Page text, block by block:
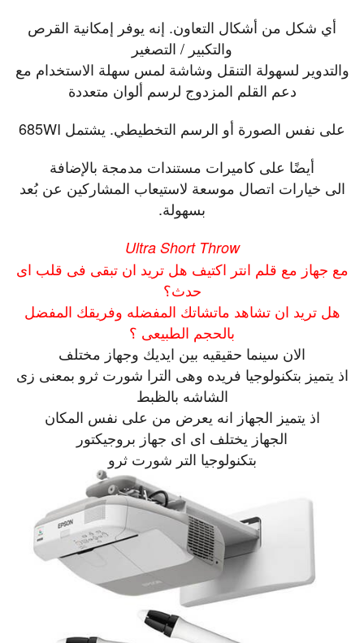
أي شكل من أشكال التعاون. إنه يوفر إمكانية القرص
والتكبير / التصغير
والتدوير لسهولة التنقل وشاشة لمس سهلة الاستخدام مع
دعم القلم المزدوج لرسم ألوان متعددة
على نفس الصورة أو الرسم التخطيطي. يشتمل 685WI
أيضًا على كاميرات مستندات مدمجة بالإضافة
الى خيارات اتصال موسعة لاستيعاب المشاركين عن بُعد
بسهولة.
Ultra Short Throw
مع جهاز مع قلم انتر اكتيف هل تريد ان تبقى فى قلب اى
حدث؟
هل تريد ان تشاهد ماتشاتك المفضله وفريقك المفضل
بالحجم الطبيعى ؟
الان سينما حقيقيه بين ايديك وجهاز مختلف
اذ يتميز بتكنولوجيا فريده وهى الترا شورت ثرو بمعنى زى
الشاشه بالظبط
اذ يتميز الجهاز انه يعرض من على نفس المكان
الجهاز يختلف اى اى جهاز بروجيكتور
بتكنولوجيا التر شورت ثرو